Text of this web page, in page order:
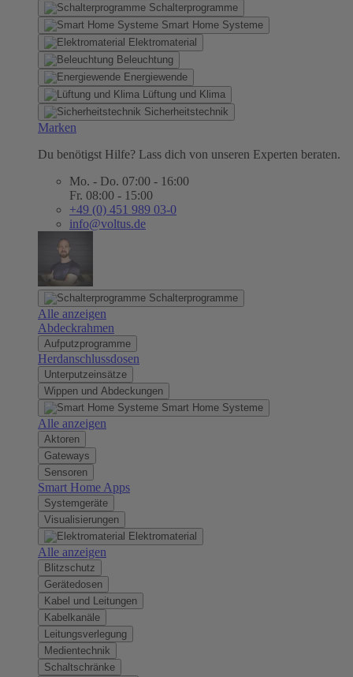
Schalterprogramme
Smart Home Systeme
Elektromaterial
Beleuchtung
Energiewende
Lüftung und Klima
Sicherheitstechnik
Marken
Du benötigst Hilfe? Lass dich von unseren Experten beraten.
Mo. - Do. 07:00 - 16:00
Fr. 08:00 - 15:00
+49 (0) 451 989 03-0
info@voltus.de
Schalterprogramme
Alle anzeigen
Abdeckrahmen
Aufputzprogramme
Herdanschlussdosen
Unterputzeinsätze
Wippen und Abdeckungen
Smart Home Systeme
Alle anzeigen
Aktoren
Gateways
Sensoren
Smart Home Apps
Systemgeräte
Visualisierungen
Elektromaterial
Alle anzeigen
Blitzschutz
Gerätedosen
Kabel und Leitungen
Kabelkanäle
Leitungsverlegung
Medientechnik
Schaltschränke